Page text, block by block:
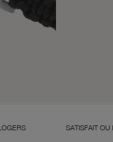
SATISFAIT OU